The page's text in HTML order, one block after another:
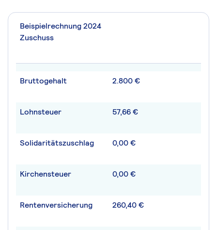
Beispielrechnung 2024
Zuschuss
Bruttogehalt 2.800 €
Lohnsteuer 57,66 €
Solidaritätszuschlag 0,00 €
Kirchensteuer 0,00 €
Rentenversicherung 260,40 €